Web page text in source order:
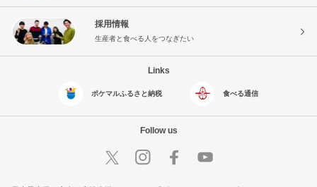
採用情報
生産者と食べる人をつなぎたい
Links
ポケマルふるさと納税 食べる通信
Follow us